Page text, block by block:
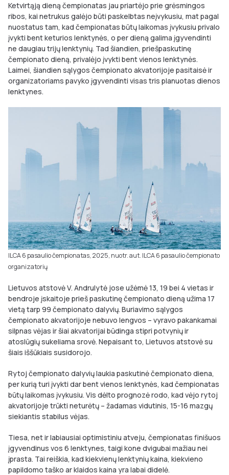
Ketvirtąją dieną čempionatas jau priartėjo prie grėsmingos
ribos, kai netrukus galėjo būti paskelbtas neįvykusiu, mat pagal
nuostatus tam, kad čempionatas būtų laikomas įvykusiu privalo
įvykti bent keturios lenktynės, o per dieną galima įgyvendinti
ne daugiau trijų lenktynių. Tad šiandien, priešpaskutinę
čempionato dieną, privalėjo įvykti bent vienos lenktynės.
Laimei, šiandien sąlygos čempionato akvatorijoje pasitaisė ir
organizatoriams pavyko įgyvendinti visas tris planuotas dienos
lenktynes.
ILCA 6 pasaulio čempionatas, 2025, nuotr. aut. ILCA 6 pasaulio čempionato
organizatorių
Lietuvos atstovė V. Andrulytė jose užėmė 13, 19 bei 4 vietas ir
bendroje įskaitoje prieš paskutinę čempionato dieną užima 17
vietą tarp 99 čempionato dalyvių. Buriavimo sąlygos
čempionato akvatorijoje nebuvo lengvos – vyravo pakankamai
silpnas vėjas ir šiai akvatorijai būdinga stipri potvynių ir
atoslūgių sukeliama srovė. Nepaisant to, Lietuvos atstovė su
šiais iššūkiais susidorojo.
Rytoj čempionato dalyvių laukia paskutinė čempionato diena,
per kurią turi įvykti dar bent vienos lenktynės, kad čempionatas
būtų laikomas įvykusiu. Vis dėlto prognozė rodo, kad vėjo rytoj
akvatorijoje trūkti neturėtų – žadamas vidutinis, 15-16 mazgų
siekiantis stabilus vėjas.
Tiesa, net ir labiausiai optimistiniu atveju, čempionatas finišuos
įgyvendinus vos 6 lenktynes, taigi kone dvigubai mažiau nei
įprasta. Tai reiškia, kad kiekvienų lenktynių kaina, kiekvieno
papildomo taško ar klaidos kaina yra labai didelė.